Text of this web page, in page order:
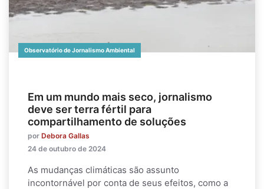
Observatório de Jornalismo Ambiental
Em um mundo mais seco, jornalismo
deve ser terra fértil para
compartilhamento de soluções
por Debora Gallas
24 de outubro de 2024
As mudanças climáticas são assunto
incontornável por conta de seus efeitos, como a